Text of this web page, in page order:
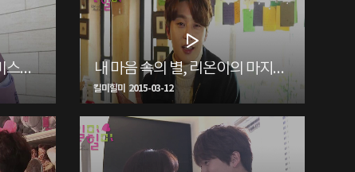
요나, 요섭, 페리박, 나나, 미스터 엑스, 신세기, 차도현의 마지막 인사<생생현장> 내 마음 속의 별, 리온이의 마지막 인사 <생생현장>
킬미힐미 2015-03-12